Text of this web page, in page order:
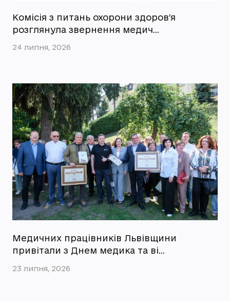
Комісія з питань охорони здоров’я
розглянула звернення медич…
24 липня, 2026
Медичних працівників Львівщини
привітали з Днем медика та ві…
23 липня, 2026